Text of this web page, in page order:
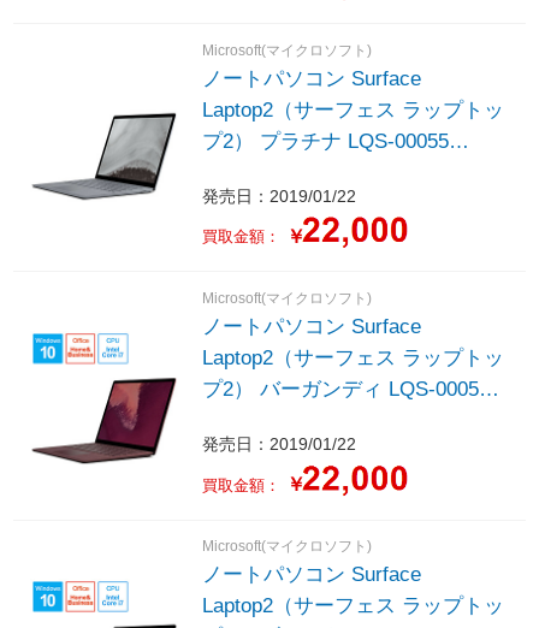
Microsoft(マイクロソフト)
ノートパソコン Surface
Laptop2（サーフェス ラップトッ
プ2） プラチナ LQS-00055
Core i7 /Office HomeandBusiness
/メモリ：16GB /SSD：512GB
発売日：2019/01/22
買取金額： ￥
Microsoft(マイクロソフト)
ノートパソコン Surface
Laptop2（サーフェス ラップトッ
プ2） バーガンディ LQS-00057
Core i7 /Office HomeandBusiness
/メモリ：16GB /SSD：512GB
発売日：2019/01/22
買取金額： ￥
Microsoft(マイクロソフト)
ノートパソコン Surface
Laptop2（サーフェス ラップトッ